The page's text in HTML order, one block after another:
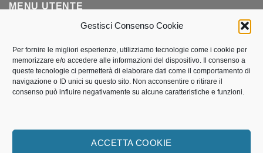
Gestisci Consenso Cookie
Per fornire le migliori esperienze, utilizziamo tecnologie come i cookie per
memorizzare e/o accedere alle informazioni del dispositivo. Il consenso a
queste tecnologie ci permetterà di elaborare dati come il comportamento di
navigazione o ID unici su questo sito. Non acconsentire o ritirare il
consenso può influire negativamente su alcune caratteristiche e funzioni.
ACCETTA COOKIE
MENU UTENTE
Lista dei desideri
Politica dei cookie (UE)
Traccia il mio pacco